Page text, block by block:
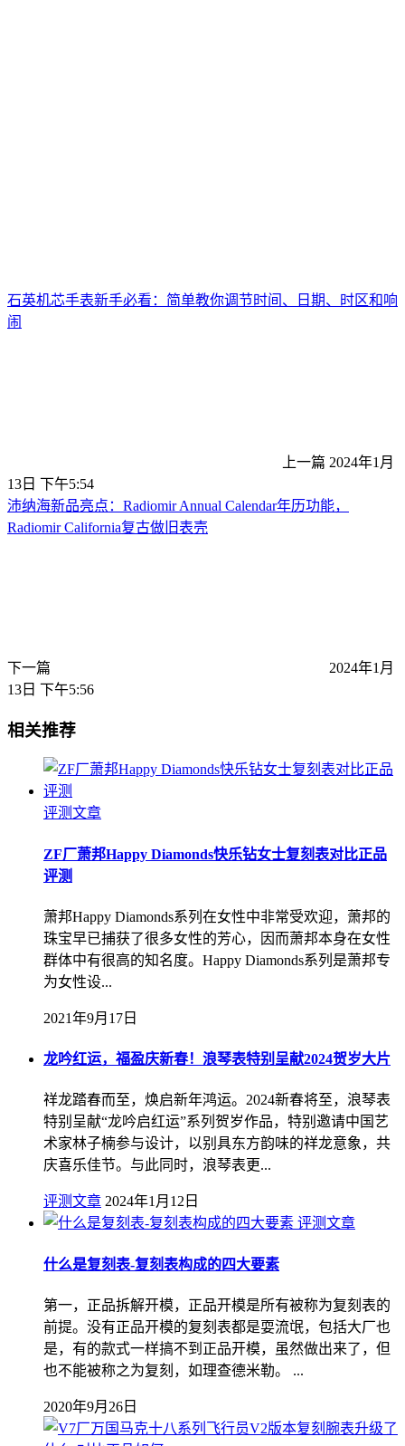
石英机芯手表新手必看：简单教你调节时间、日期、时区和响
闹
上一篇 2024年1月
13日 下午5:54
沛纳海新品亮点：Radiomir Annual Calendar年历功能，
Radiomir California复古做旧表壳
下一篇
2024年1月
13日 下午5:56
相关推荐
评测文章
ZF厂萧邦Happy Diamonds快乐钻女士复刻表对比正品
评测
萧邦Happy Diamonds系列在女性中非常受欢迎，萧邦的
珠宝早已捕获了很多女性的芳心，因而萧邦本身在女性
群体中有很高的知名度。Happy Diamonds系列是萧邦专
为女性设...
2021年9月17日
龙吟红运，福盈庆新春！浪琴表特别呈献2024贺岁大片
祥龙踏春而至，焕启新年鸿运。2024新春将至，浪琴表
特别呈献“龙吟启红运”系列贺岁作品，特别邀请中国艺
术家林子楠参与设计，以别具东方韵味的祥龙意象，共
庆喜乐佳节。与此同时，浪琴表更...
评测文章 2024年1月12日
评测文章
什么是复刻表-复刻表构成的四大要素
第一，正品拆解开模，正品开模是所有被称为复刻表的
前提。没有正品开模的复刻表都是耍流氓，包括大厂也
是，有的款式一样搞不到正品开模，虽然做出来了，但
也不能被称之为复刻，如理查德米勒。 ...
2020年9月26日